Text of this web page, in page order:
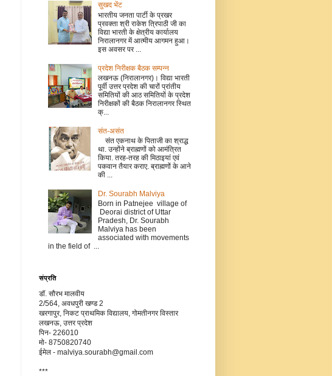
सुखद भेंट
भारतीय जनता पार्टी के प्रखर
प्रवक्ता श्री राकेश त्रिपाठी जी का
विद्या भारती के क्षेत्रीय कार्यालय
निरालानगर में आत्मीय आगमन हुआ।
इस अवसर पर ...
प्रदेश निरीक्षक बैठक सम्पन्न
लखनऊ (निरालानगर)। विद्या भारती
पूर्वी उत्तर प्रदेश की चारों प्रांतीय
समितियों की आठ समितियों के प्रदेश
निरीक्षकों की बैठक निरालानगर स्थित
क्...
संत-असंत
संत एकनाथ के पिताजी का श्राद्ध
था. उन्होंने ब्राह्मणों को आमंत्रित
किया. तरह-तरह की मिठाइयां एवं
पकवान तैयार कराए. ब्राह्मणों के आने
की ...
Dr. Sourabh Malviya
Born in Patnejee village of
Deorai district of Uttar
Pradesh, Dr. Sourabh
Malviya has been
associated with movements
in the field of ...
संप्रति
डॉ. सौरभ मालवीय
2/564, अवधपुरी खण्ड 2
खरगापुर, निकट प्राथमिक विद्यालय, गोमतीनगर विस्तार
लखनऊ, उत्तर प्रदेश
पिन- 226010
मो- 8750820740
ईमेल - malviya.sourabh@gmail.com
***